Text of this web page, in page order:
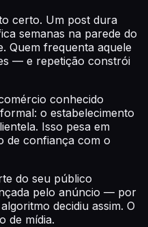
certo. Um post dura
semanas na parede do
Quem frequenta aquele
— e repetição constrói
conhecido
o estabelecimento
Isso pesa em
de confiança com o
do seu público
pelo anúncio — por
decidiu assim. O
de mídia.